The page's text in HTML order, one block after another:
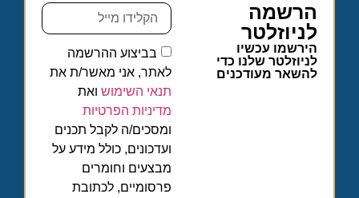
הרשמה
לניוזלטר
הירשמו עכשיו
לניוזלטר שלנו כדי
להשאר מעודכנים
בביצוע ההרשמה
לאתר, אני מאשר/ת את
תנאי השימוש ואת
מדיניות הפרטיות
ומסכים/ה לקבל תכנים
ועדכונים, כולל מידע על
מבצעים וחומרים
פרסומיים, לכתובת